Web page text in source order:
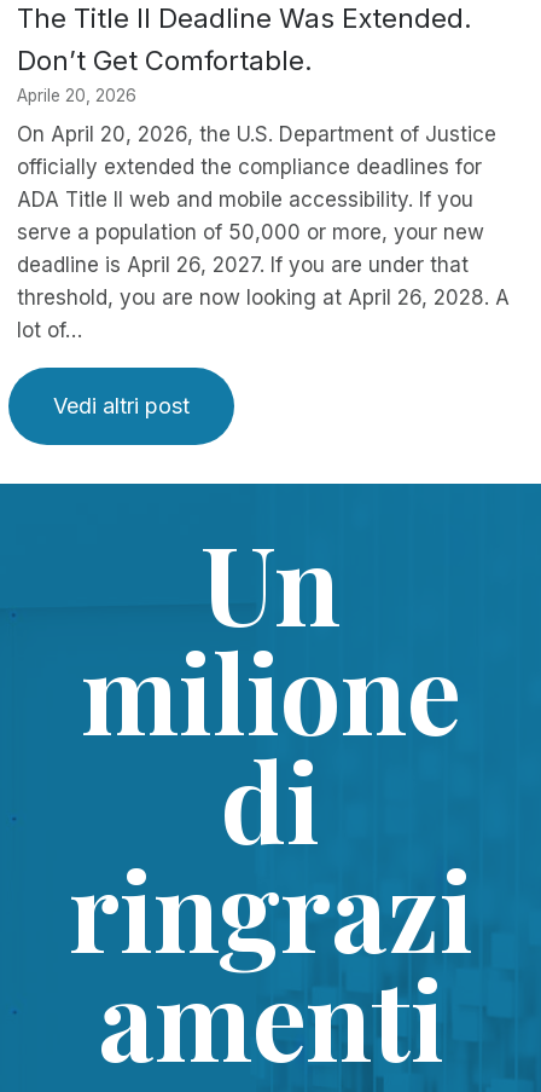
The Title II Deadline Was Extended.
Don’t Get Comfortable.
Aprile 20, 2026
On April 20, 2026, the U.S. Department of Justice
officially extended the compliance deadlines for
ADA Title II web and mobile accessibility. If you
serve a population of 50,000 or more, your new
deadline is April 26, 2027. If you are under that
threshold, you are now looking at April 26, 2028. A
lot of…
Vedi altri post
Un
milione
di
ringrazi
amenti